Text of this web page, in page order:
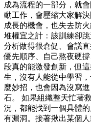
成為流程的一部分，就
動工作，會壓縮大家解
成長的機會，也失去防
堆權宜之計：該訓練卻
分析做得很倉促、會議
優先順序、自己熬夜硬
段真的能激發創新，但
生，沒有人能從中學習
麼妙招，也會因為沒寫
石。 如果組織整天忙著
況，都能找到一個具體
有漏洞。接著揪出某個